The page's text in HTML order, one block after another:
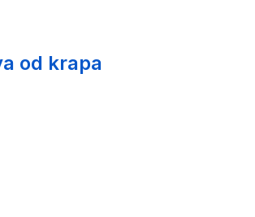
od krapa